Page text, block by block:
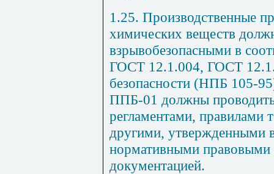
1.25. Производственные
химических веществ
взрывобезопасными в
ГОСТ 12.1.004, ГОСТ
безопасности (НПБ 105-
ППБ-01 должны
регламентами, правилами
другими, утвержденными
нормативными правовыми
документацией.